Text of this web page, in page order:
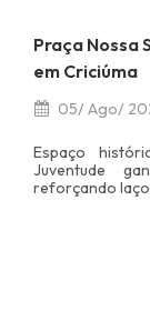
Praça Nossa
em Criciúma
05/ Ago/
Espaço
Juventude
reforçando